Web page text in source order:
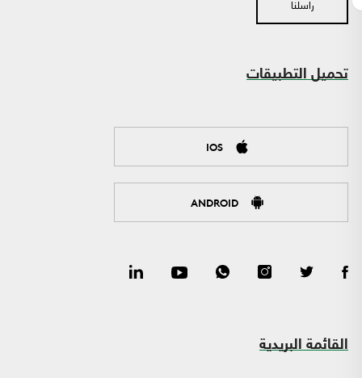
راسلنا
تحميل التطبيقات
IOS
ANDROID
القائمة البريدية